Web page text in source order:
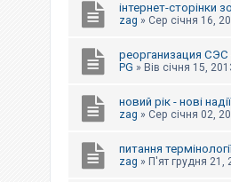
інтернет-сторінки
zag » Сер січня 16,
реорганизация СЭС
PG » Вів січня 15,
новий рік - нові надії
zag » Сер січня 02,
питання
zag » П'ят грудня 21,